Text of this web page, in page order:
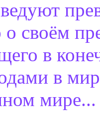
своём
в
в
мире...